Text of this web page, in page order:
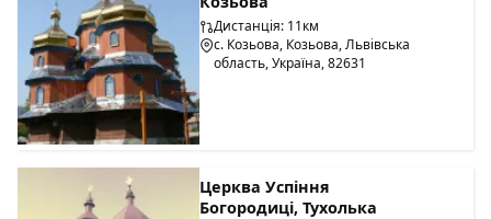
Дистанція: 11км
с. Козьова, Козьова, Львівська
область, Україна, 82631
Церква Успіння
Богородиці, Тухолька